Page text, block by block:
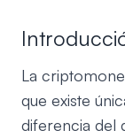
La
que existe
diferencia del